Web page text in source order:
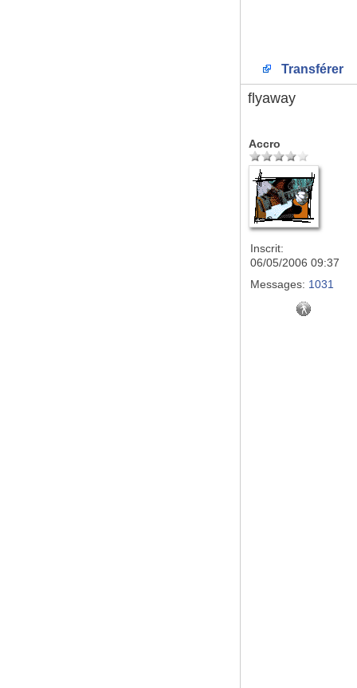
Transférer
flyaway
Accro
Inscrit:
06/05/2006 09:37
Messages: 1031